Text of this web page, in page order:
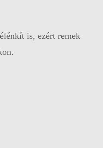
is, ezért remek